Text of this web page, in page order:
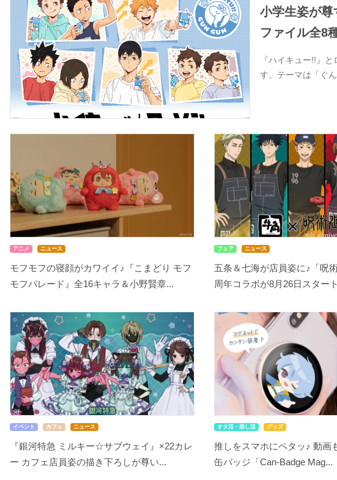
小学生姿が
ファイル全8
『ハイキュー!!』
す。テーマは「ぐ
アニメ ニュース
モフモフの寝顔がカワイイ♪『こまどり モフ
モフパレード』全16キャラ＆小野賢章...
フェア ニュース
五条＆七海が店員姿に♪「呪
周年コラボが8月26日スター
イベント カフェ ニュース
『銀河特急 ミルキー☆サブウェイ』×22カレ
ー カフェ店員姿の描き下ろしが尊い...
オタ活・推し活 グッズ
推しをスマホにペタッ♪ 動画
缶バッジ「Can-Badge Mag...